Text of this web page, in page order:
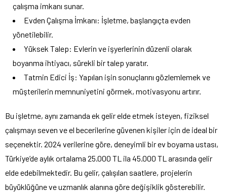
çalışma imkanı sunar.
Evden Çalışma İmkanı: İşletme, başlangıçta evden
yönetilebilir.
Yüksek Talep: Evlerin ve işyerlerinin düzenli olarak
boyanma ihtiyacı, sürekli bir talep yaratır.
Tatmin Edici İş: Yapılan işin sonuçlarını gözlemlemek ve
müşterilerin memnuniyetini görmek, motivasyonu artırır.
Bu işletme, aynı zamanda ek gelir elde etmek isteyen, fiziksel
çalışmayı seven ve el becerilerine güvenen kişiler için de ideal bir
seçenektir. 2024 verilerine göre, deneyimli bir ev boyama ustası,
Türkiye’de aylık ortalama 25.000 TL ila 45.000 TL arasında gelir
elde edebilmektedir. Bu gelir, çalışılan saatlere, projelerin
büyüklüğüne ve uzmanlık alanına göre değişiklik gösterebilir.